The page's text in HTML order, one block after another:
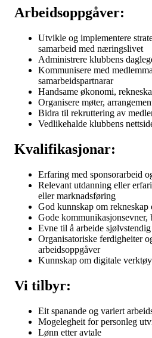
Arbeidsoppgåver:
Utvikle og implementere
samarbeid med næringslivet
Administrere klubbens
Kommunisere med
samarbeidspartnarar
Handsame økonomi,
Organisere møter,
Bidra til rekruttering av
Vedlikehalde klubbens
Kvalifikasjonar:
Erfaring med sponsorarbeid
Relevant utdanning eller
eller marknadsføring
God kunnskap om
Gode
Evne til å arbeide
Organisatoriske ferdigheiter
arbeidsoppgåver
Kunnskap om digitale
Vi tilbyr:
Eit spanande og variert
Mogelegheit for personleg
Lønn etter avtale